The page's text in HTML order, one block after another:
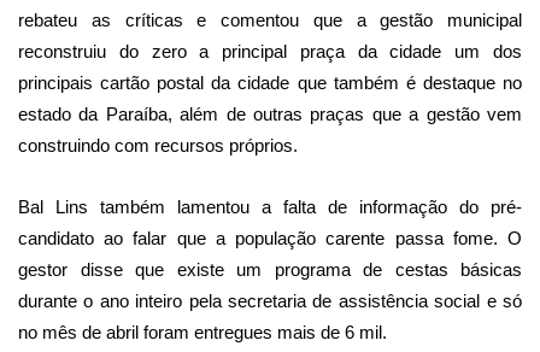
rebateu as críticas e comentou que a gestão municipal
reconstruiu do zero a principal praça da cidade um dos
principais cartão postal da cidade que também é destaque no
estado da Paraíba, além de outras praças que a gestão vem
construindo com recursos próprios.
Bal Lins também lamentou a falta de informação do pré-
candidato ao falar que a população carente passa fome. O
gestor disse que existe um programa de cestas básicas
durante o ano inteiro pela secretaria de assistência social e só
no mês de abril foram entregues mais de 6 mil.